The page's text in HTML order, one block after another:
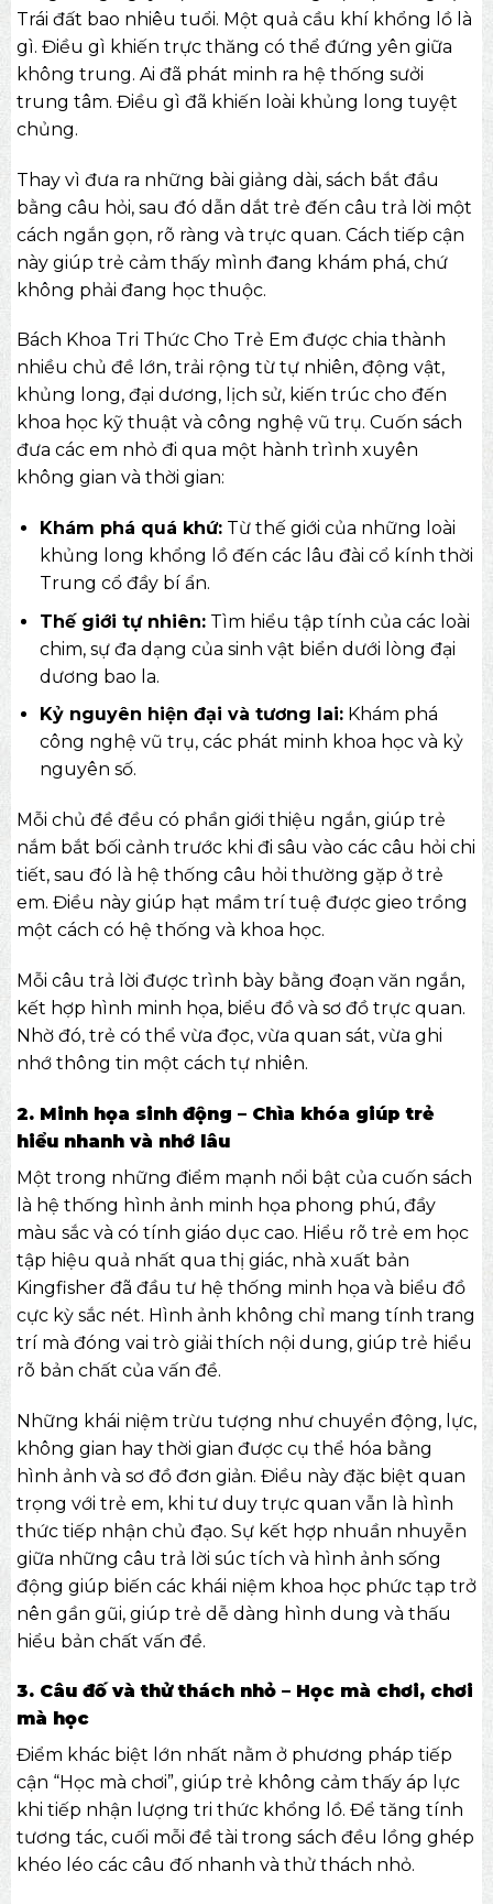
Trái đất bao nhiêu tuổi. Một quả cầu khí khổng lồ là
gì. Điều gì khiến trực thăng có thể đứng yên giữa
không trung. Ai đã phát minh ra hệ thống sưởi
trung tâm. Điều gì đã khiến loài khủng long tuyệt
chủng.
Thay vì đưa ra những bài giảng dài, sách bắt đầu
bằng câu hỏi, sau đó dẫn dắt trẻ đến câu trả lời một
cách ngắn gọn, rõ ràng và trực quan. Cách tiếp cận
này giúp trẻ cảm thấy mình đang khám phá, chứ
không phải đang học thuộc.
Bách Khoa Tri Thức Cho Trẻ Em được chia thành
nhiều chủ đề lớn, trải rộng từ tự nhiên, động vật,
khủng long, đại dương, lịch sử, kiến trúc cho đến
khoa học kỹ thuật và công nghệ vũ trụ. Cuốn sách
đưa các em nhỏ đi qua một hành trình xuyên
không gian và thời gian:
Khám phá quá khứ:Từ thế giới của những loài
khủng long khổng lồ đến các lâu đài cổ kính thời
Trung cổ đầy bí ẩn.
Thế giới tự nhiên:Tìm hiểu tập tính của các loài
chim, sự đa dạng của sinh vật biển dưới lòng đại
dương bao la.
Kỷ nguyên hiện đại và tương lai:Khám phá
công nghệ vũ trụ, các phát minh khoa học và kỷ
nguyên số.
Mỗi chủ đề đều có phần giới thiệu ngắn, giúp trẻ
nắm bắt bối cảnh trước khi đi sâu vào các câu hỏi chi
tiết, sau đó là hệ thống câu hỏi thường gặp ở trẻ
em. Điều này giúp hạt mầm trí tuệ được gieo trồng
một cách có hệ thống và khoa học.
Mỗi câu trả lời được trình bày bằng đoạn văn ngắn,
kết hợp hình minh họa, biểu đồ và sơ đồ trực quan.
Nhờ đó, trẻ có thể vừa đọc, vừa quan sát, vừa ghi
nhớ thông tin một cách tự nhiên.
2. Minh họa sinh động – Chìa khóa giúp trẻ
hiểu nhanh và nhớ lâu
Một trong những điểm mạnh nổi bật của cuốn sách
là hệ thống hình ảnh minh họa phong phú, đầy
màu sắc và có tính giáo dục cao. Hiểu rõ trẻ em học
tập hiệu quả nhất qua thị giác, nhà xuất bản
Kingfisher đã đầu tư hệ thống minh họa và biểu đồ
cực kỳ sắc nét. Hình ảnh không chỉ mang tính trang
trí mà đóng vai trò giải thích nội dung, giúp trẻ hiểu
rõ bản chất của vấn đề.
Những khái niệm trừu tượng như chuyển động, lực,
không gian hay thời gian được cụ thể hóa bằng
hình ảnh và sơ đồ đơn giản. Điều này đặc biệt quan
trọng với trẻ em, khi tư duy trực quan vẫn là hình
thức tiếp nhận chủ đạo. Sự kết hợp nhuần nhuyễn
giữa những câu trả lời súc tích và hình ảnh sống
động giúp biến các khái niệm khoa học phức tạp trở
nên gần gũi, giúp trẻ dễ dàng hình dung và thấu
hiểu bản chất vấn đề.
3. Câu đố và thử thách nhỏ – Học mà chơi, chơi
mà học
Điểm khác biệt lớn nhất nằm ở phương pháp tiếp
cận “Học mà chơi”, giúp trẻ không cảm thấy áp lực
khi tiếp nhận lượng tri thức khổng lồ. Để tăng tính
tương tác, cuối mỗi đề tài trong sách đều lồng ghép
khéo léo các câu đố nhanh và thử thách nhỏ.